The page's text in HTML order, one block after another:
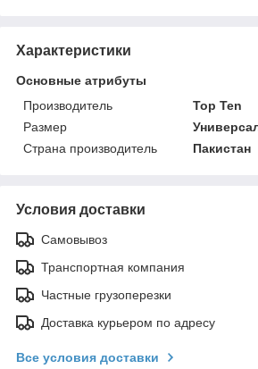
Характеристики
Основные атрибуты
Производитель
Top Ten
Размер
Страна производитель
Пакистан
Условия доставки
Самовывоз
Транспортная компания
Частные грузоперезки
Доставка курьером по адресу
Все условия доставки